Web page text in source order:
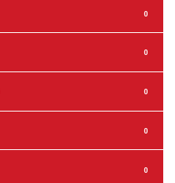
0
0
0
0
0